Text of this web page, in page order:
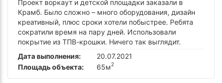
Проект воркаут и детской площадки заказали в
Крамб. Было сложно – много оборудования, дизайн
креативный, плюс сроки хотели побыстрее. Ребята
сократили время на пару дней. Использовали
покрытие из ТПВ-крошки. Ничего так выглядит.
Дата выполнения:
20.07.2021
Площадь объекта:
65м2